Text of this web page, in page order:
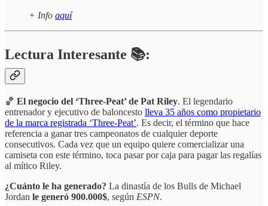
+ Info aquí
Lectura Interesante 📚:
🏀 El negocio del ‘Three-Peat’ de Pat Riley. El legendario
entrenador y ejecutivo de baloncesto lleva 35 años como propietario
de la marca registrada ‘Three-Peat’. Es decir, el término que hace
referencia a ganar tres campeonatos de cualquier deporte
consecutivos. Cada vez que un equipo quiere comercializar una
camiseta con este término, toca pasar por caja para pagar las regalías
al mítico Riley.
¿Cuánto le ha generado? La dinastía de los Bulls de Michael
Jordan le generó 900.000$, según ESPN.